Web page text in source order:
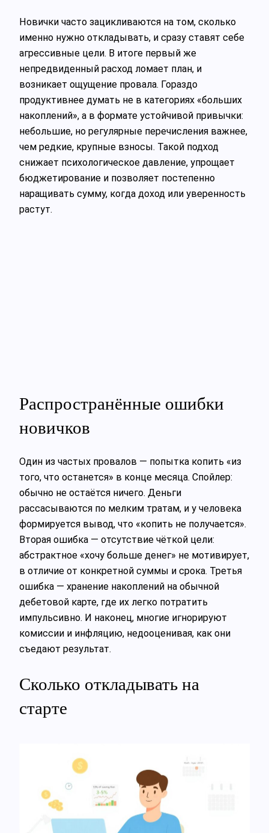
Новички часто зацикливаются на том, сколько
именно нужно откладывать, и сразу ставят себе
агрессивные цели. В итоге первый же
непредвиденный расход ломает план, и
возникает ощущение провала. Гораздо
продуктивнее думать не в категориях «больших
накоплений», а в формате устойчивой привычки:
небольшие, но регулярные перечисления важнее,
чем редкие, крупные взносы. Такой подход
снижает психологическое давление, упрощает
бюджетирование и позволяет постепенно
наращивать сумму, когда доход или уверенность
растут.
Распространённые ошибки
новичков
Один из частых провалов — попытка копить «из
того, что останется» в конце месяца. Спойлер:
обычно не остаётся ничего. Деньги
рассасываются по мелким тратам, и у человека
формируется вывод, что «копить не получается».
Вторая ошибка — отсутствие чёткой цели:
абстрактное «хочу больше денег» не мотивирует,
в отличие от конкретной суммы и срока. Третья
ошибка — хранение накоплений на обычной
дебетовой карте, где их легко потратить
импульсивно. И наконец, многие игнорируют
комиссии и инфляцию, недооценивая, как они
съедают результат.
Сколько откладывать на
старте